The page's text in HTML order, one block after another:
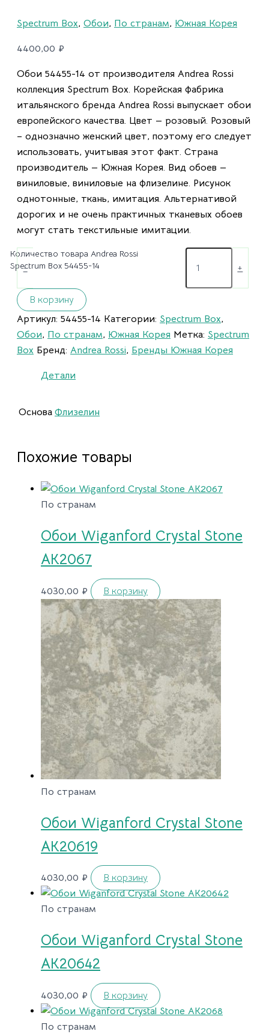
Spectrum Box, Обои, По странам, Южная Корея
4400,00 ₽
Обои 54455-14 от производителя Andrea Rossi
коллекция Spectrum Box. Корейская фабрика
итальянского бренда Andrea Rossi выпускает обои
европейского качества. Цвет — розовый. Розовый
– однозначно женский цвет, поэтому его следует
использовать, учитывая этот факт. Страна
производитель — Южная Корея. Вид обоев —
виниловые, виниловые на флизелине. Рисунок
однотонные, ткань, имитация. Альтернативой
дорогих и не очень практичных тканевых обоев
могут стать текстильные имитации.
-
Количество товара Andrea Rossi
Spectrum Box 54455-14
+
В корзину
Артикул: 54455-14 Категории: Spectrum Box,
Обои, По странам, Южная Корея Метка: Spectrum
Box Бренд: Andrea Rossi, Бренды Южная Корея
Детали
Основа Флизелин
Похожие товары
По странам
Обои Wiganford Crystal Stone
AK2067
4030,00 ₽ В корзину
По странам
Обои Wiganford Crystal Stone
AK20619
4030,00 ₽ В корзину
По странам
Обои Wiganford Crystal Stone
AK20642
4030,00 ₽ В корзину
По странам